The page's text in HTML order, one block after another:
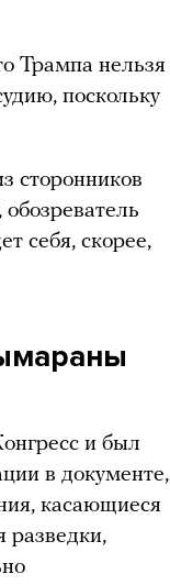
Трампа нельзя
поскольку
сторонников
себя, скорее,
и был
в документе,
касающиеся
разведки,